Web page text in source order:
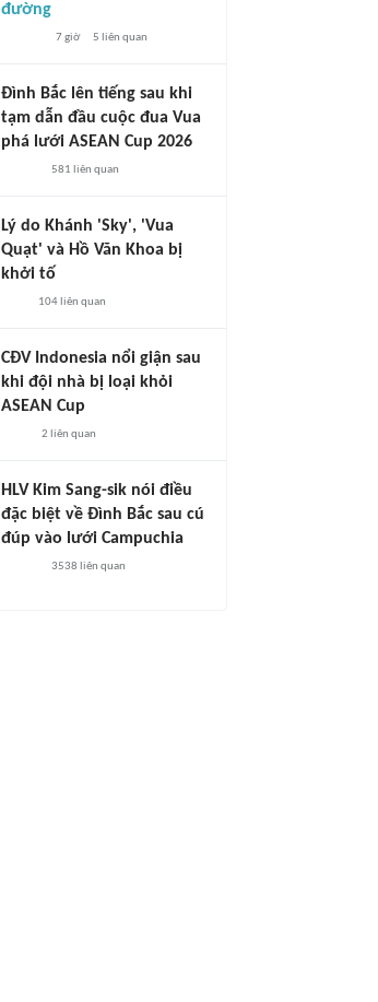
đường
7 giờ 5 liên quan
Đình Bắc lên tiếng sau khi
tạm dẫn đầu cuộc đua Vua
phá lưới ASEAN Cup 2026
581 liên quan
Lý do Khánh 'Sky', 'Vua
Quạt' và Hồ Văn Khoa bị
khởi tố
104liên quan
CĐV Indonesia nổi giận sau
khi đội nhà bị loại khỏi
ASEAN Cup
2 liên quan
HLV Kim Sang-sik nói điều
đặc biệt về Đình Bắc sau cú
đúp vào lưới Campuchia
3538 liên quan